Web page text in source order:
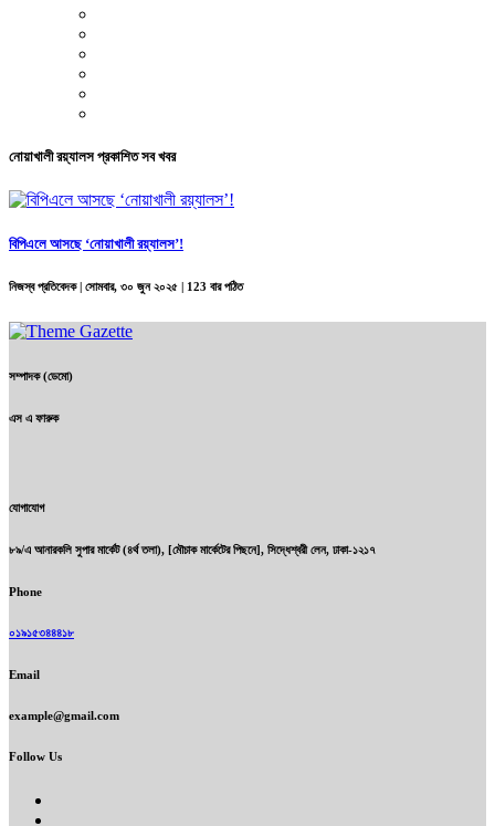
নোয়াখালী রয়্যালস প্রকাশিত সব খবর
বিপিএলে আসছে ‘নোয়াখালী রয়্যালস’!
নিজস্ব প্রতিবেদক | সোমবার, ৩০ জুন ২০২৫ | 123 বার পঠিত
সম্পাদক (ডেমো)
এস এ ফারুক
যোগাযোগ
৮৯/এ আনারকলি সুপার মার্কেট (৪র্থ তলা), [মৌচাক মার্কেটের পিছনে], সিদ্ধেশ্বরী লেন, ঢাকা-১২১৭
Phone
০১৯১৫৩৪৪৪১৮
Email
example@gmail.com
Follow Us